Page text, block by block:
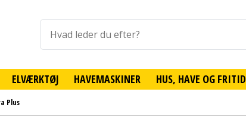
ELVÆRKTØJ HAVEMASKINER HUS, HAVE OG FRITID
Plus